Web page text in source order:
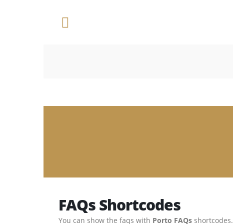
FAQs Shortcodes
You can show the faqs with Porto FAQs shortcodes.